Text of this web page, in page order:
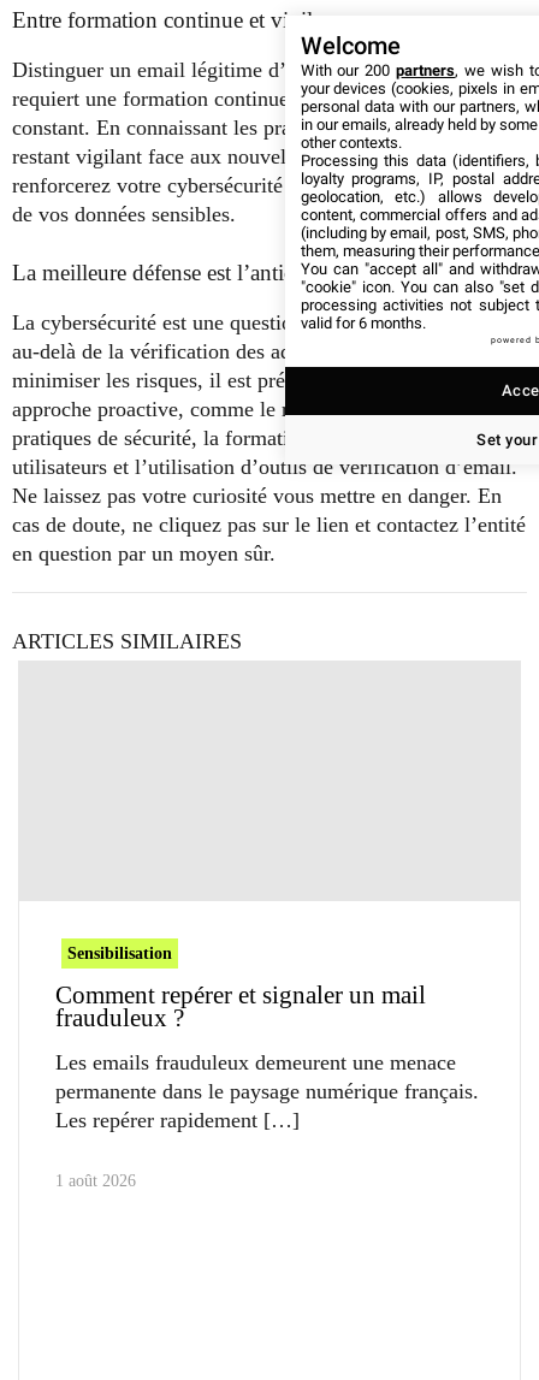
Entre formation continue et vigilance
Distinguer un email légitime d’un email frauduleux
requiert une formation continue et un apprentissage
constant. En connaissant les pratiques des fraudeurs et en
restant vigilant face aux nouvelles tactiques, vous
renforcerez votre cybersécurité et assurerez la protection
de vos données sensibles.
La meilleure défense est l’anticipation
La cybersécurité est une question complexe qui va bien
au-delà de la vérification des adresses email. Pour
minimiser les risques, il est préférable d’adopter une
approche proactive, comme le respect des bonnes
pratiques de sécurité, la formation régulière des
utilisateurs et l’utilisation d’outils de vérification d’email.
Ne laissez pas votre curiosité vous mettre en danger. En
cas de doute, ne cliquez pas sur le lien et contactez l’entité
en question par un moyen sûr.
ARTICLES SIMILAIRES
Sensibilisation
Comment repérer et signaler un mail
frauduleux ?
Les emails frauduleux demeurent une menace
permanente dans le paysage numérique français.
Les repérer rapidement
1 août 2026
Welcome
With our 200partners, we wish
your devices (cookies, pixels in
personal data with our partners,
in our emails, already held by
other contexts.
Processing this data (identifiers,
loyalty programs, IP, postal
geolocation, etc.) allows
content, commercial offers and
(including by email, post, SMS,
them, measuring their
You can "accept all" and
"cookie" icon. You can also "set
processing activities not subject
valid for 6 months.
powered
Set